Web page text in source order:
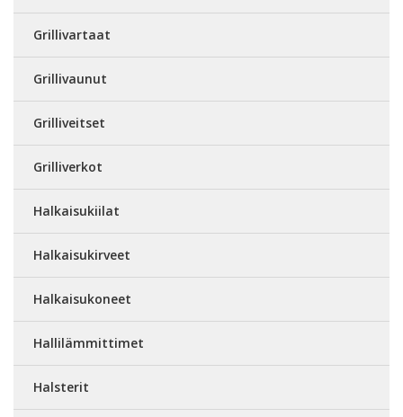
Grillivartaat
Grillivaunut
Grilliveitset
Grilliverkot
Halkaisukiilat
Halkaisukirveet
Halkaisukoneet
Hallilämmittimet
Halsterit